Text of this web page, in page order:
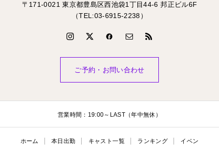
〒171-0021 東京都豊島区西池袋1丁目44-6 邦正ビル6F
（TEL:03-6915-2238）
ご予約・お問い合わせ
営業時間：19:00～LAST（年中無休）
ホーム 本日出勤 キャスト一覧 ランキング イベン